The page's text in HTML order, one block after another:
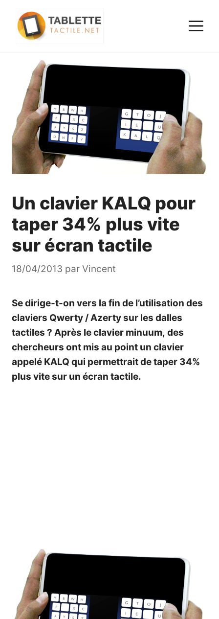
contenu
Un clavier KALQ pour
taper 34% plus vite
sur écran tactile
18/04/2013 par Vincent
Se dirige-t-on vers la fin de l’utilisation des
claviers Qwerty / Azerty sur les dalles
tactiles ? Après leclavier minuum, des
chercheurs ont mis au point un clavier
appelé KALQ qui permettrait de taper 34%
plus vite sur un écran tactile.